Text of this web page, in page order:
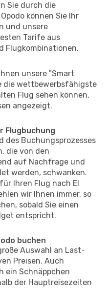
Sie durch die
können Sie Ihr
und unsere
Tarife aus
Flugkombinationen.
unsere "Smart
die wettbewerbsfähigste
Flug sehen können,
angezeigt.
Flugbuchung
des Buchungsprozesses
die von den
auf Nachfrage und
werden, schwanken.
Ihren Flug nach El
wir Ihnen immer, so
sobald Sie einen
entspricht.
buchen
Auswahl an Last-
Preisen. Auch
ein Schnäppchen
der Hauptreisezeiten